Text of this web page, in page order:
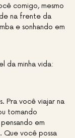
comigo, mesmo
na frente da
e sonhando em
da minha vida:
Pra você viajar na
tomando
em
Que você possa